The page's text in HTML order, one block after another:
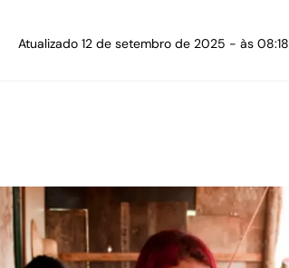
Atualizado 12 de setembro de 2025 - às 08:18